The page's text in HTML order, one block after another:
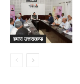
हमारा उत्तराखण्ड